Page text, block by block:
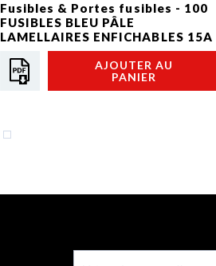
Fusibles & Portes fusibles - 100
FUSIBLES BLEU PÂLE
LAMELLAIRES ENFICHABLES 15A
AJOUTER AU
PANIER